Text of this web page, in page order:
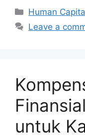
Human
Leave a
untuk